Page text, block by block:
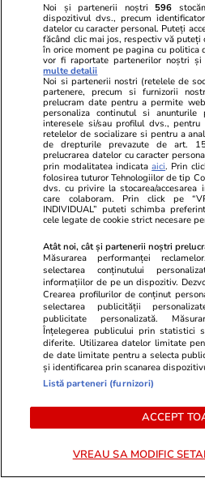
Horoscop
Luna plină din 29 iulie
Este momentul astral
direcția vieții
Lifestyle
Felul în care le vorbești
sau șoferilor dezvăluie
despre tine. Ce spun
Noi și partenerii noștri 596
dispozitivul dvs., precum
datelor cu caracter personal. Puteți
făcând clic mai jos, respectiv vă
în orice moment pe pagina cu politica
vor fi raportate partenerilor noștri
multe detalii
Noi si partenerii nostri (retelele de
partenere, precum si furnizorii
prelucram date pentru a permite
personaliza continutul si
interesele si/sau profilul dvs.,
retelelor de socializare si pentru a
de drepturile prevazute de art.
prelucrarea datelor cu caracter
prin modalitatea indicataaici. Prin
folosirea tuturor Tehnologiilor de tip
dvs. cu privire la stocarea/
care colaboram. Prin click pe
INDIVIDUAL” puteti schimba
cele legate de cookie strict necesare
Atât noi, cât și partenerii noștri
Măsurarea performanței
selectarea conținutului
informațiilor de pe un dispozitiv.
Crearea profilurilor de conținut
selectarea publicității
publicitate personalizată.
Înțelegerea publicului prin statistici
diferite. Utilizarea datelor limitate
de date limitate pentru a selecta
și identificarea prin scanarea
Listă parteneri (furnizori)
ACCEPT
VREAU SA MODIFIC